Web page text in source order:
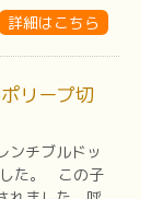
詳細はこちら
リープ切
ンチブルドッ
した。 この子